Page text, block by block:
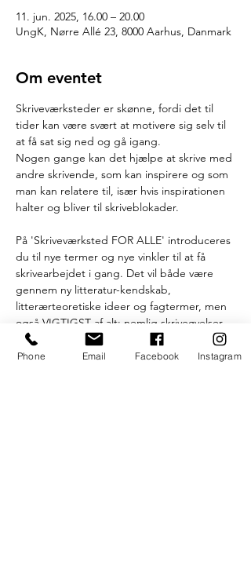
11. jun. 2025, 16.00 – 20.00
UngK, Nørre Allé 23, 8000 Aarhus, Danmark
Om eventet
Skriveværksteder er skønne, fordi det til
tider kan være svært at motivere sig selv til
at få sat sig ned og gå igang.
Nogen gange kan det hjælpe at skrive med
andre skrivende, som kan inspirere og som
man kan relatere til, især hvis inspirationen
halter og bliver til skriveblokader.
På 'Skriveværksted FOR ALLE' introduceres
du til nye termer og nye vinkler til at få
skrivearbejdet i gang. Det vil både være
gennem ny litteratur-kendskab,
litterærteoretiske ideer og fagtermer, men
også VIGTIGST af alt; nemlig skriveøvelser,
der sætter kreativiteten i sving på en
udfordrende og underholdende måde .
Phone Email Facebook Instagram